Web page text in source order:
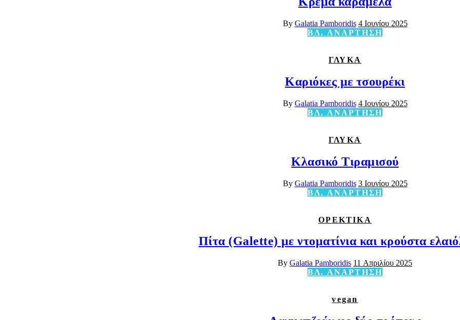
By Galatia Pamboridis 4 Ιουνίου 2025
ΒΛ. ΑΝΑΡΤΗΣΗ
ΓΛΥΚΑ
Καριόκες με τσουρέκι
By Galatia Pamboridis 4 Ιουνίου 2025
ΒΛ. ΑΝΑΡΤΗΣΗ
ΓΛΥΚΑ
Κλασικό Τιραμισού
By Galatia Pamboridis 3 Ιουνίου 2025
ΒΛ. ΑΝΑΡΤΗΣΗ
ΟΡΕΚΤΙΚΑ
Πίτα (Galette) με ντοματίνια και κρούστα
By Galatia Pamboridis 11 Απριλίου 2025
ΒΛ. ΑΝΑΡΤΗΣΗ
vegan